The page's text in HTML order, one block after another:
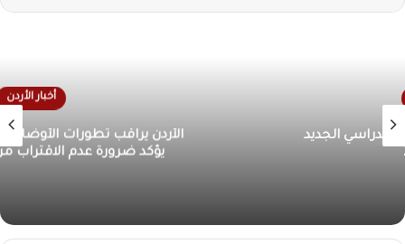
الأردن يراقب تطورات الأوضاع الإقليمية.. الأمن العام
يؤكد ضرورة عدم الاقتراب من أي أجسام غريبة